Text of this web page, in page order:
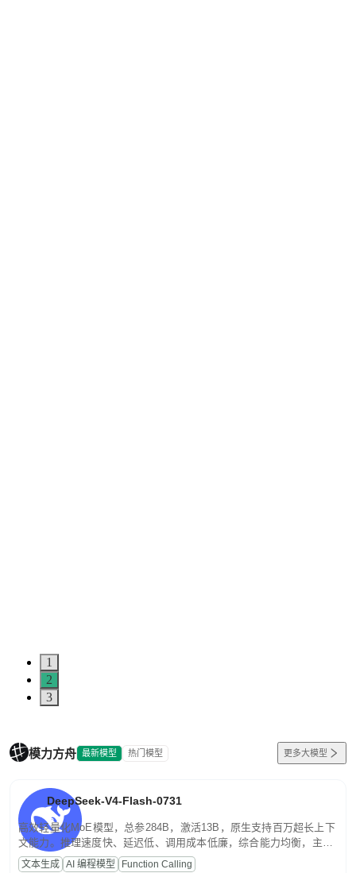
1
2
3
模力方舟 最新模型 热门模型 更多大模型
DeepSeek-V4-Flash-0731
高效轻量化MoE模型，总参284B，激活13B，原生支持百万超长上下
文能力。推理速度快、延迟低、调用成本低廉，综合能力均衡，主打
高并发、轻量化任务，适合日常对话、内容创作、基础 RAG、批量
文本生成 AI 编程模型 Function Calling